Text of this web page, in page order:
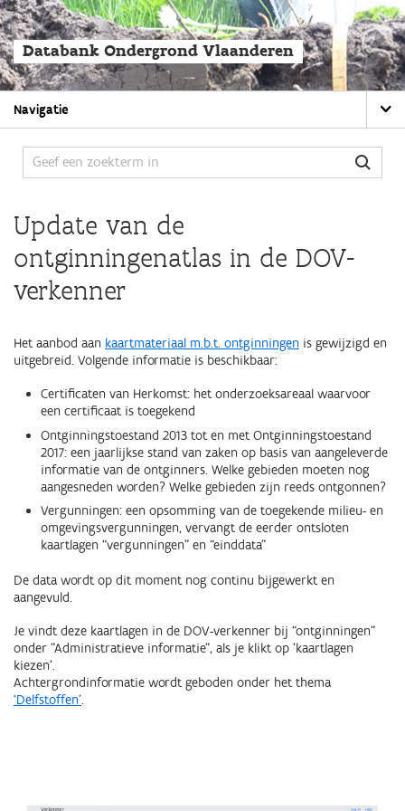
Overslaan
en
naar
de
algemene
inhoud
Databank Ondergrond Vlaanderen
Main
navigation
Navigatie
Update van de
ontginningenatlas in de DOV-
verkenner
Het aanbod aan kaartmateriaal m.b.t. ontginningen is gewijzigd en
uitgebreid. Volgende informatie is beschikbaar:
Certificaten van Herkomst: het onderzoeksareaal waarvoor
een certificaat is toegekend
Ontginningstoestand 2013 tot en met Ontginningstoestand
2017: een jaarlijkse stand van zaken op basis van aangeleverde
informatie van de ontginners. Welke gebieden moeten nog
aangesneden worden? Welke gebieden zijn reeds ontgonnen?
Vergunningen: een opsomming van de toegekende milieu- en
omgevingsvergunningen, vervangt de eerder ontsloten
kaartlagen “vergunningen” en “einddata”
De data wordt op dit moment nog continu bijgewerkt en
aangevuld.
Je vindt deze kaartlagen in de DOV-verkenner bij “ontginningen”
onder "Administratieve informatie", als je klikt op 'kaartlagen
kiezen'.
Achtergrondinformatie wordt geboden onder het thema
‘Delfstoffen'.